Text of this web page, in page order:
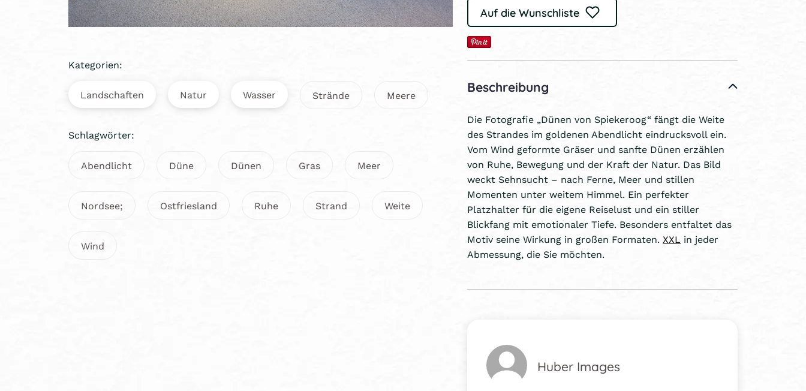
Kategorien:
Landschaften Natur Wasser Strände Meere
Schlagwörter:
Abendlicht Düne Dünen Gras Meer
Nordsee; Ostfriesland Ruhe Strand Weite
Wind
Auf die Wunschliste
Beschreibung
Die Fotografie „Dünen von Spiekeroog“ fängt die Weite
des Strandes im goldenen Abendlicht eindrucksvoll ein.
Vom Wind geformte Gräser und sanfte Dünen erzählen
von Ruhe, Bewegung und der Kraft der Natur. Das Bild
weckt Sehnsucht – nach Ferne, Meer und stillen
Momenten unter weitem Himmel. Ein perfekter
Platzhalter für die eigene Reiselust und ein stiller
Blickfang mit emotionaler Tiefe. Besonders entfaltet das
Motiv seine Wirkung in großen Formaten. XXL in jeder
Abmessung, die Sie möchten.
Huber Images